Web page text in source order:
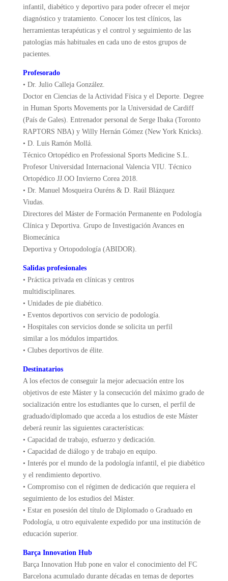
infantil, diabético y deportivo para poder ofrecer el mejor
diagnóstico y tratamiento. Conocer los test clínicos, las
herramientas terapéuticas y el control y seguimiento de las
patologías más habituales en cada uno de estos grupos de
pacientes.
Profesorado
• Dr. Julio Calleja González.
Doctor en Ciencias de la Actividad Física y el Deporte. Degree
in Human Sports Movements por la Universidad de Cardiff
(País de Gales). Entrenador personal de Serge Ibaka (Toronto
RAPTORS NBA) y Willy Hernán Gómez (New York Knicks).
• D. Luis Ramón Mollá.
Técnico Ortopédico en Professional Sports Medicine S.L.
Profesor Universidad Internacional Valencia VIU. Técnico
Ortopédico JJ.OO Invierno Corea 2018.
• Dr. Manuel Mosqueira Ouréns & D. Raúl Blázquez
Viudas.
Directores del Máster de Formación Permanente en Podología
Clínica y Deportiva. Grupo de Investigación Avances en
Biomecánica
Deportiva y Ortopodología (ABIDOR).
Salidas profesionales
• Práctica privada en clínicas y centros
multidisciplinares.
• Unidades de pie diabético.
• Eventos deportivos con servicio de podología.
• Hospitales con servicios donde se solicita un perfil
similar a los módulos impartidos.
• Clubes deportivos de élite.
Destinatarios
A los efectos de conseguir la mejor adecuación entre los
objetivos de este Máster y la consecución del máximo grado de
socialización entre los estudiantes que lo cursen, el perfil de
graduado/diplomado que acceda a los estudios de este Máster
deberá reunir las siguientes características:
• Capacidad de trabajo, esfuerzo y dedicación.
• Capacidad de diálogo y de trabajo en equipo.
• Interés por el mundo de la podología infantil, el pie diabético
y el rendimiento deportivo.
• Compromiso con el régimen de dedicación que requiera el
seguimiento de los estudios del Máster.
• Estar en posesión del título de Diplomado o Graduado en
Podología, u otro equivalente expedido por una institución de
educación superior.
Barça Innovation Hub
Barça Innovation Hub pone en valor el conocimiento del FC
Barcelona acumulado durante décadas en temas de deportes